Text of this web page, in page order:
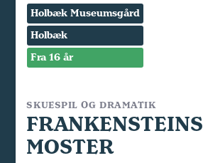
Holbæk Museumsgård
Holbæk
Fra 16 år
SKUESPIL OG DRAMATIK
FRANKENSTEINS
MOSTER